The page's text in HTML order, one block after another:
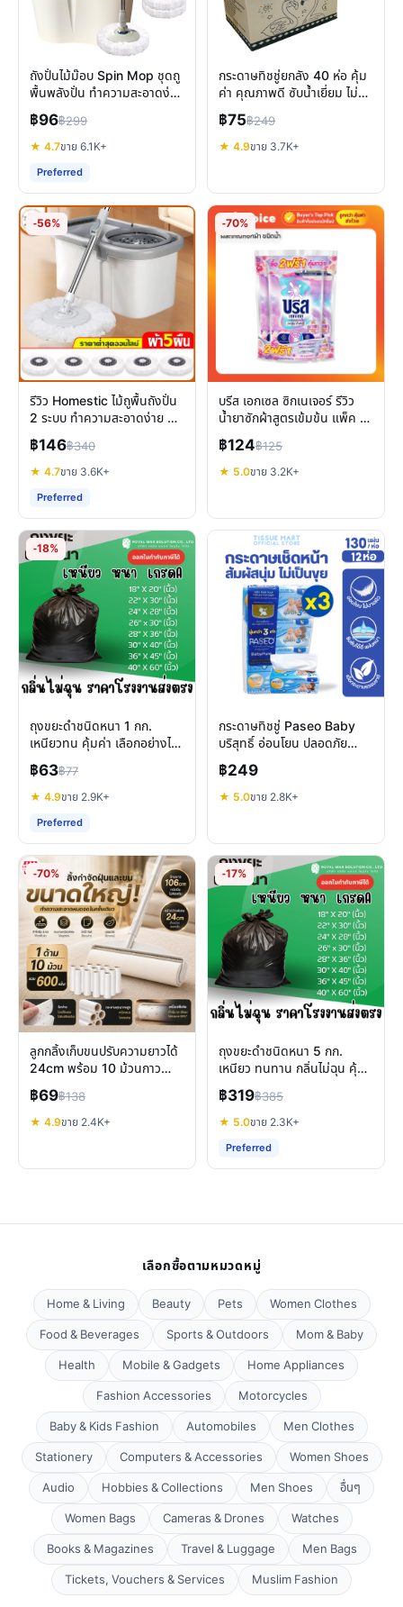
ถังปั่นไม้ม๊อบ Spin Mop ชุดถู
พื้นพลังปั่น ทำความสะอาดง่าย
เบาแรง ไม่ต้องบิดมือ
฿96฿299
★ 4.7ขาย 6.1K+
Preferred
กระดาษทิชชู่ยกลัง 40 ห่อ คุ้ม
ค่า คุณภาพดี ซับน้ำเยี่ยม ไม่
เป็นขุย
฿75฿249
★ 4.9ขาย 3.7K+
-56%
รีวิว Homestic ไม้ถูพื้นถังปั่น
2 ระบบ ทำความสะอาดง่าย คุ้ม
ค่าหรือไม่
฿146฿340
★ 4.7ขาย 3.6K+
Preferred
-70%
บรีส เอกเซล ซิกเนเจอร์ รีวิว
น้ำยาซักผ้าสูตรเข้มข้น แพ็ค 3
ถุง ซักสะอาด หอมนาน
฿124฿125
★ 5.0ขาย 3.2K+
-18%
ถุงขยะดำชนิดหนา 1 กก.
เหนียวทน คุ้มค่า เลือกอย่างไร
ให้ตอบโจทย์ทุกการใช้งาน
฿63฿77
★ 4.9ขาย 2.9K+
Preferred
กระดาษทิชชู่ Paseo Baby
บริสุทธิ์ อ่อนโยน ปลอดภัย
สำหรับผิวแพ้ง่ายและลูกน้อย
฿249
★ 5.0ขาย 2.8K+
-70%
ลูกกลิ้งเก็บขนปรับความยาวได้
24cm พร้อม 10 ม้วนกาว
ทำความสะอาดบ้านและสัตว์
เลี้ยง
฿69฿138
★ 4.9ขาย 2.4K+
-17%
ถุงขยะดำชนิดหนา 5 กก.
เหนียว ทนทาน กลิ่นไม่ฉุน คุ้ม
ค่าสำหรับทุกครัวเรือน
฿319฿385
★ 5.0ขาย 2.3K+
Preferred
เลือกซื้อตามหมวดหมู่
Home & Living Beauty Pets
Women Clothes
Food & Beverages
Sports & Outdoors
Mom & Baby
Health
Mobile & Gadgets
Home Appliances
Fashion Accessories
Motorcycles
Baby & Kids Fashion
Automobiles
Men Clothes
Stationery
Computers & Accessories
Women Shoes
Audio
Hobbies & Collections Men Shoes
อื่นๆ
Women Bags
Cameras & Drones
Watches
Books & Magazines
Travel & Luggage
Men Bags
Tickets, Vouchers & Services
Muslim Fashion